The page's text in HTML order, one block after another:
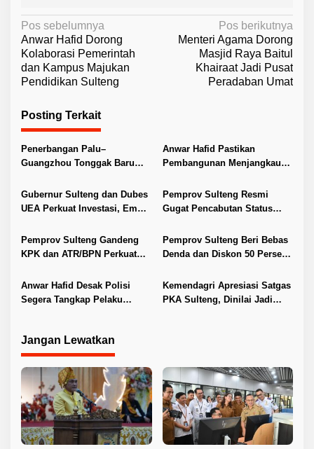
N
a
v
i
g
a
s
i
p
o
Pos sebelumnya
Anwar Hafid Dorong
Kolaborasi Pemerintah
dan Kampus Majukan
Pendidikan Sulteng
Pos berikutnya
Menteri Agama Dorong
Masjid Raya Baitul
Khairaat Jadi Pusat
Peradaban Umat
Posting Terkait
Penerbangan Palu–
Guangzhou Tonggak Baru
Anwar Hafid Pastikan
Pembangunan Menjangkau
Gubernur Sulteng dan Dubes
UEA Perkuat Investasi, Empat
Pemprov Sulteng Resmi
Gugat Pencabutan Status
Pemprov Sulteng Gandeng
KPK dan ATR/BPN Perkuat
Pemprov Sulteng Beri Bebas
Denda dan Diskon 50 Persen
Anwar Hafid Desak Polisi
Segera Tangkap Pelaku
Kemendagri Apresiasi Satgas
PKA Sulteng, Dinilai Jadi
Jangan Lewatkan